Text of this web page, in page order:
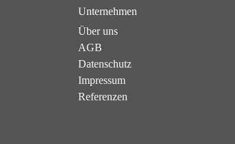
Unternehmen
Über uns
AGB
Datenschutz
Impressum
Referenzen